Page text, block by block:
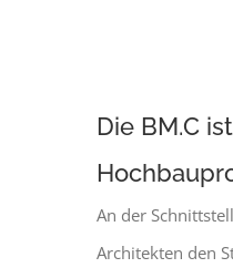
Die BM.C
An der
Architekten den